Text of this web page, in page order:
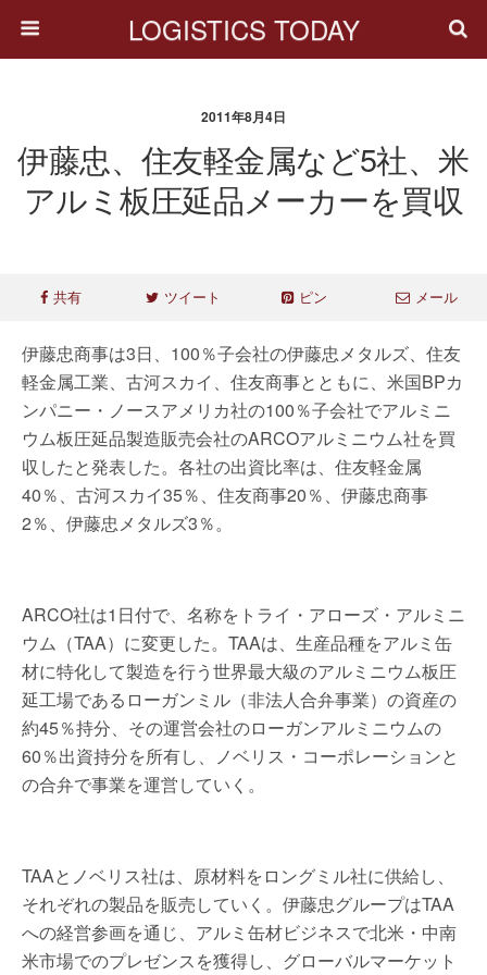
LOGISTICS TODAY
2011年8月4日
伊藤忠、住友軽金属など5社、米
アルミ板圧延品メーカーを買収
共有 ツイート ピン メール
伊藤忠商事は3日、100％子会社の伊藤忠メタルズ、住友
軽金属工業、古河スカイ、住友商事とともに、米国BPカ
ンパニー・ノースアメリカ社の100％子会社でアルミニ
ウム板圧延品製造販売会社のARCOアルミニウム社を買
収したと発表した。各社の出資比率は、住友軽金属
40％、古河スカイ35％、住友商事20％、伊藤忠商事
2％、伊藤忠メタルズ3％。
ARCO社は1日付で、名称をトライ・アローズ・アルミニ
ウム（TAA）に変更した。TAAは、生産品種をアルミ缶
材に特化して製造を行う世界最大級のアルミニウム板圧
延工場であるローガンミル（非法人合弁事業）の資産の
約45％持分、その運営会社のローガンアルミニウムの
60％出資持分を所有し、ノベリス・コーポレーションと
の合弁で事業を運営していく。
TAAとノベリス社は、原材料をロングミル社に供給し、
それぞれの製品を販売していく。伊藤忠グループはTAA
への経営参画を通じ、アルミ缶材ビジネスで北米・中南
米市場でのプレゼンスを獲得し、グローバルマーケット